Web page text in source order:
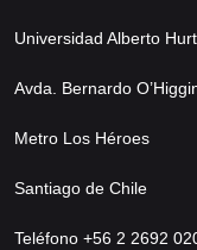
Universidad Alberto
Avda. Bernardo
Metro Los Héroes
Santiago de Chile
Teléfono +56 2 2692